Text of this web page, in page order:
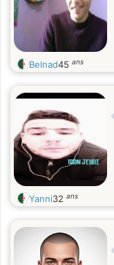
Belnad45 ans
Yanni32 ans